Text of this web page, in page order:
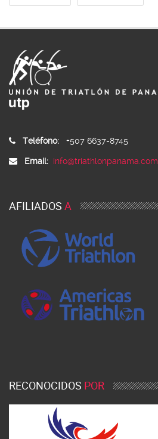
Teléfono: +507 6637-8745
Email: info@triathlonpanama.com
AFILIADOS A
RECONOCIDOS POR